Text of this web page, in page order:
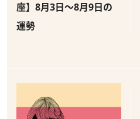
座】8月3日～8月9日の
運勢